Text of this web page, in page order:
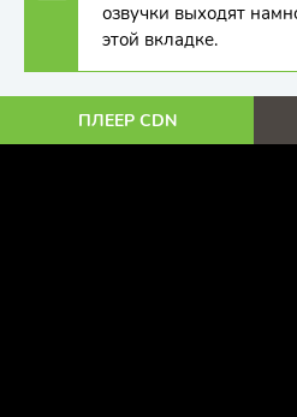
озвучки выходят
этой вкладке.
ПЛЕЕР CDN